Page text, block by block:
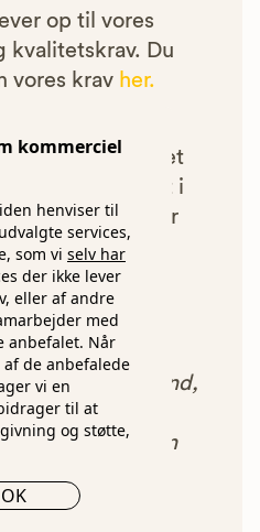
kommerciel
henviser til
services,
som vi selv har
der ikke lever
eller af andre
med
anbefalet. Når
de anbefalede
vi en
til at
og støtte,
OK
op til vores
kvalitetskrav. Du
vores krav her.
lever op til
for at indgå et
om at blive vist i
Bedemænd der
til vores krav,
ikke har
med os, vil
anbefalinger.
en bedemand,
anbefalet og
bedemanden
henvisning.
henvisninger